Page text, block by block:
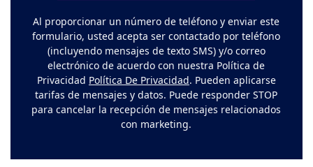
Al proporcionar un número de teléfono y enviar este
formulario, usted acepta ser contactado por teléfono
(incluyendo mensajes de texto SMS) y/o correo
electrónico de acuerdo con nuestra Política de
Privacidad Política De Privacidad. Pueden aplicarse
tarifas de mensajes y datos. Puede responder STOP
para cancelar la recepción de mensajes relacionados
con marketing.